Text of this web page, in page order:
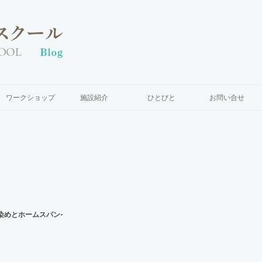
ワークショップ 施設紹介 ひとびと お問い合せ
とホームスパン-